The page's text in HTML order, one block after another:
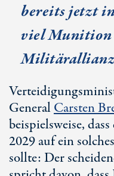
bereits jetzt
viel Munition
Militärallianz
GeneralCarsten
beispielsweise,
2029 auf ein
sollte: Der